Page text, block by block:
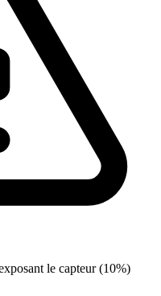
le capteur (10%)